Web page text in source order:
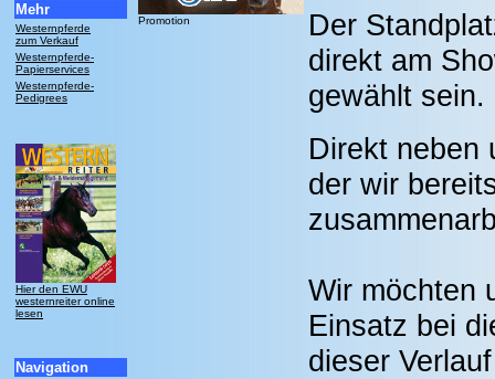
Mehr
Westernpferde
zum Verkauf
Westernpferde-
Papierservices
Westernpferde-
Pedigrees
Hier den EWU
westernreiter online
lesen
Navigation
Promotion
Der
direkt am
gewählt sein.
Direkt neben
der wir
Wir möchten
Einsatz bei
dieser